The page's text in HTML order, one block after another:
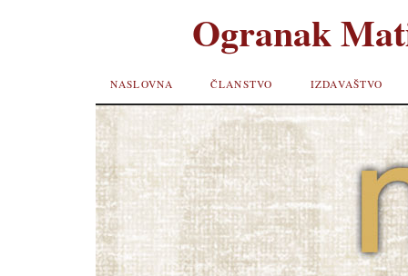
Ogranak
SKIP TO
CONTENT
NASLOVNA ČLANSTVO IZDAVAŠTVO